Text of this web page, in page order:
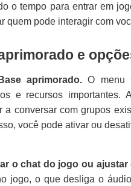
o tempo para entrar em
quem pode interagir com
e
aprimorado. O menu
e recursos importantes.
a conversar com grupos
você pode ativar ou
o chat do jogo ou
jogo, o que desliga o